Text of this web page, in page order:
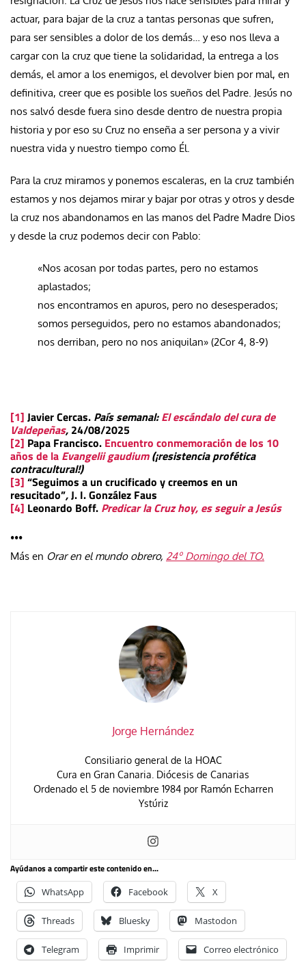
actuar, para bajar de la cruz a tantas personas que sufren,
para ser sensibles a dolor de los demás… y eso nos lleva a
cargar con la cruz que tiene la solidaridad, la entrega a los
demás, el amor a los enemigos, el devolver bien por mal, en
definitiva, creer que es posible los sueños del Padre. Jesús no
nos salvó desde fuera sino desde dentro de nuestra propia
historia y por eso su Cruz no enseña a ser persona y a vivir
nuestra vida y nuestro tiempo como Él.
Para la cruz miramos y ponemos escaleras, en la cruz también
estamos y nos dejamos mirar y bajar por otras y otros y desde
la cruz nos abandonamos en las manos del Padre Madre Dios
y desde la cruz podemos decir con Pablo:
«Nos acosan por todas partes, pero no estamos
aplastados;
nos encontramos en apuros, pero no desesperados;
somos perseguidos, pero no estamos abandonados;
nos derriban, pero no nos aniquilan» (2Cor 4, 8-9)
[1] Javier Cercas. País semanal: El escándalo del cura de
Valdepeñas, 24/08/2025
[2] Papa Francisco. Encuentro conmemoración de los 10
años de la Evangelii gaudium (¡resistencia profética
contracultural!)
[3] “Seguimos a un crucificado y creemos en un
resucitado”,J. I. González Faus
[4] Leonardo Boff. Predicar la Cruz hoy, es seguir a Jesús
•••
Más en Orar en el mundo obrero, 24º Domingo del TO.
Jorge Hernández
Consiliario general de la HOAC
Cura en Gran Canaria. Diócesis de Canarias
Ordenado el 5 de noviembre 1984 por Ramón Echarren
Ystúriz
Ayúdanos a compartir este contenido en...
WhatsApp Facebook X
Threads Bluesky Mastodon
Telegram Imprimir Correo electrónico